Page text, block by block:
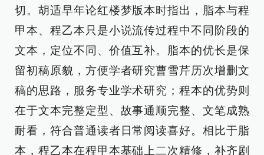
切。胡适早年论红楼梦版本时指出，脂本与程
甲本、程乙本只是小说流传过程中不同阶段的
文本，定位不同、价值互补。脂本的优长是保
留初稿原貌，方便学者研究曹雪芹历次增删文
稿的思路，服务专业学术研究；程本的优势则
在于文本完整定型、故事通顺完整、文笔成熟
耐看，符合普通读者日常阅读喜好。相比于脂
本，程乙本在程甲本基础上二次精修，补齐剧